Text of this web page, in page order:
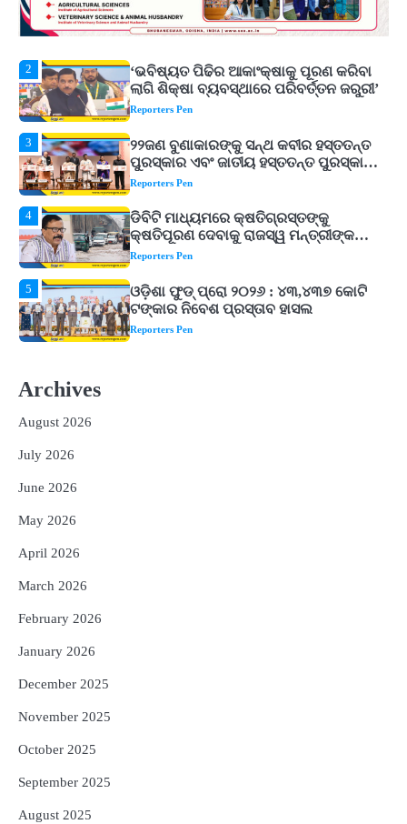
ଲାଗି ଶିକ୍ଷା ବ୍ୟବସ୍ଥାରେ ପରିବର୍ତ୍ତନ ଜରୁରୀ’
Reporters Pen
3
୨୨ଜଣ ବୁଣାକାରଙ୍କୁ ସନ୍ଥ କବୀର ହସ୍ତତନ୍ତ
ପୁରସ୍କାର ଏବଂ ଜାତୀୟ ହସ୍ତତନ୍ତ ପୁରସ୍କାର
ପ୍ରଦାନ, ଓଡ଼ିଶାରୁ ୨ ଜଣଙ୍କୁ ମିଳିଲା
Reporters Pen
4
ଡିବିଟି ମାଧ୍ୟମରେ କ୍ଷତିଗ୍ରସ୍ତଙ୍କୁ
କ୍ଷତିପୂରଣ ଦେବାକୁ ରାଜସ୍ୱ ମନ୍ତ୍ରୀଙ୍କ
ନିର୍ଦ୍ଦେଶ
Reporters Pen
5
ଓଡ଼ିଶା ଫୁଡ୍ ପ୍ରୋ ୨୦୨୬ : ୪୩,୪୩୭ କୋଟି
ଟଙ୍କାର ନିବେଶ ପ୍ରସ୍ତାବ ହାସଲ
Reporters Pen
1
ଘରର ବାସ୍ତୁଦୋଷ ଦୂର କରିବ ଲିଲି ଫୁଲ!
Reporters Pen
5
Archives
August 2026
July 2026
June 2026
May 2026
April 2026
March 2026
February 2026
January 2026
December 2025
November 2025
October 2025
September 2025
August 2025